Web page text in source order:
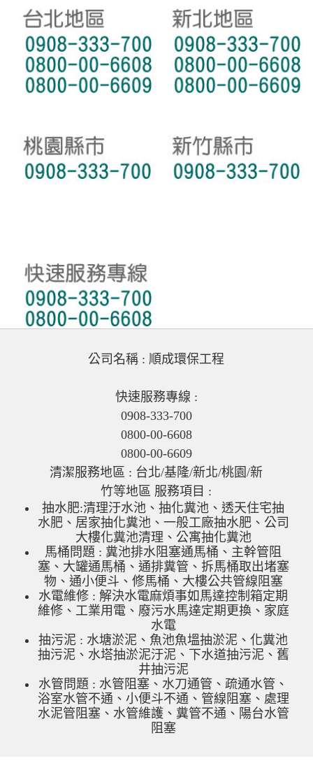
公司名稱 : 順成環保工程
快速服務專線 :
0908-333-700
0800-00-6608
0800-00-6609
清潔服務地區 : 台北/基隆/新北/桃園/新
竹等地區 服務項目 :
抽水肥:清理汙水池、抽化糞池、透天住宅抽
水肥、居家抽化糞池、一般工廠抽水肥、公司
大樓化糞池清理、公寓抽化糞池
馬桶問題 : 糞池排水阻塞通馬桶、主幹管阻
塞、大罐通馬桶、通排糞管、拆馬桶取出堵塞
物、通小便斗、修馬桶、大樓公共管線阻塞
水電維修 : 解決水電麻煩事如馬達控制箱定期
維修、工業用電、廢污水馬達定期更換、家庭
水電
抽污泥 : 水塘淤泥、魚池魚塭抽淤泥、化糞池
抽污泥、水塔抽淤泥汙泥、下水道抽污泥、舊
井抽污泥
水管問題 : 水管阻塞、水刀通管、疏通水管、
浴室水管不通、小便斗不通、管線阻塞、處理
水泥管阻塞、水管維護、糞管不通、陽台水管
阻塞